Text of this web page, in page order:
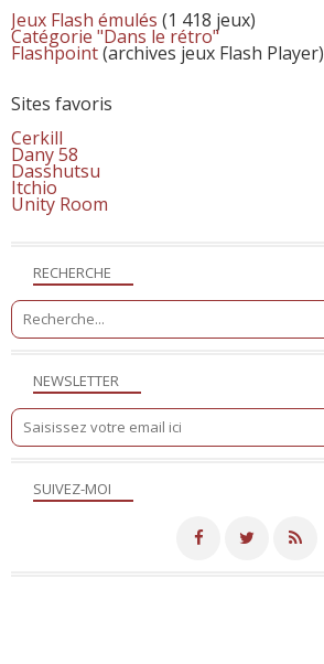
NEWSLETTER
SUIVEZ-MOI
RECHERCHE
Jeux Flash émulés (1 418 jeux)
Catégorie "Dans le rétro"
Flashpoint(archives jeux Flash Player)
Sites favoris
Cerkill
Dany 58
Dasshutsu
Itchio
Unity Room